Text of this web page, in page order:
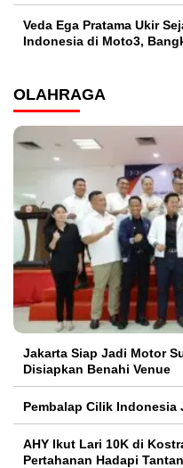
Veda Ega Pratama Ukir
Indonesia di Moto3,
OLAHRAGA
Jakarta Siap Jadi Motor
Disiapkan Benahi Venue
Pembalap Cilik Indonesia
AHY Ikut Lari 10K di
Pertahanan Hadapi